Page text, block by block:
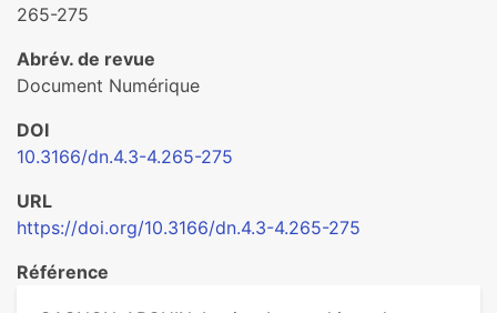
265-275
Abrév. de revue
Document Numérique
DOI
10.3166/dn.4.3-4.265-275
URL
https://doi.org/10.3166/dn.4.3-4.265-275
Référence